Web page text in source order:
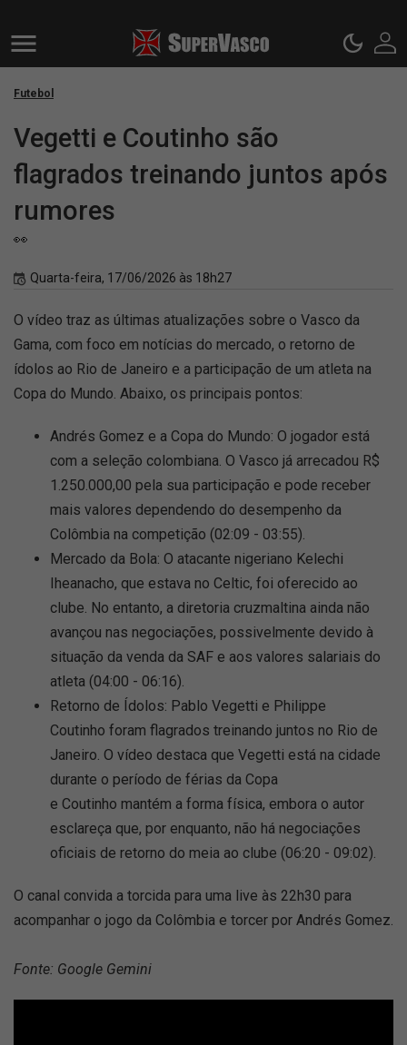
Futebol
Vegetti e Coutinho são
flagrados treinando juntos após
rumores
👀
Quarta-feira, 17/06/2026 às 18h27
O vídeo traz as últimas atualizações sobre o Vasco da
Gama, com foco em notícias do mercado, o retorno de
ídolos ao Rio de Janeiro e a participação de um atleta na
Copa do Mundo. Abaixo, os principais pontos:
Andrés Gomez e a Copa do Mundo: O jogador está
com a seleção colombiana. O Vasco já arrecadou R$
1.250.000,00 pela sua participação e pode receber
mais valores dependendo do desempenho da
Colômbia na competição (02:09 - 03:55).
Mercado da Bola: O atacante nigeriano Kelechi
Iheanacho, que estava no Celtic, foi oferecido ao
clube. No entanto, a diretoria cruzmaltina ainda não
avançou nas negociações, possivelmente devido à
situação da venda da SAF e aos valores salariais do
atleta (04:00 - 06:16).
Retorno de Ídolos: Pablo Vegetti e Philippe
Coutinho foram flagrados treinando juntos no Rio de
Janeiro. O vídeo destaca que Vegetti está na cidade
durante o período de férias da Copa
e Coutinho mantém a forma física, embora o autor
esclareça que, por enquanto, não há negociações
oficiais de retorno do meia ao clube (06:20 - 09:02).
O canal convida a torcida para uma live às 22h30 para
acompanhar o jogo da Colômbia e torcer por Andrés Gomez.
Fonte: Google Gemini